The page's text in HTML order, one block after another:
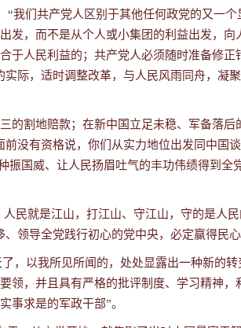
我们共产党人区别于其他任何政党的又一
发，而不是从个人或小集团的利益出发， 向
于人民利益的；共产党人必须随时准备修
际，适时调整改革，与人民风雨同舟，凝
割地赔款；在新中国立足未稳、军备落后
前没有资格说，你们从实力地位出发同中国
振国威、让人民扬眉吐气的丰功伟绩得到全
民就是江山，打江山、守江山，守的是人民
领导全党践行初心的党中央，必定赢得民心
，以我所见所闻的，处处显露出一种新的
，并且具有严格的批评制度、学习精神，
事求是的军政干部”。